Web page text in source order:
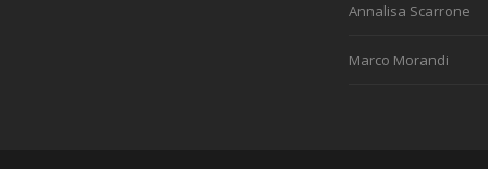
Annalisa Scarrone
Marco Morandi